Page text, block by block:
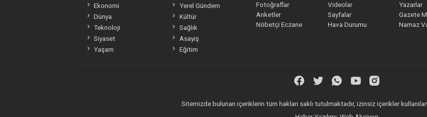
Ekonomi
Yerel Gündem
Dünya
Kültür
Teknoloji
Sağlık
Siyaset
Asayiş
Yaşam
Eğitim
Fotoğraflar Videolar
Yazarlar
Anketler
Sayfalar
Gazete
Nöbetçi Eczane
Hava Durumu Namaz
Sitemizde bulunan içeriklerin tüm hakları saklı tutulmaktadır, izinsiz içerikler